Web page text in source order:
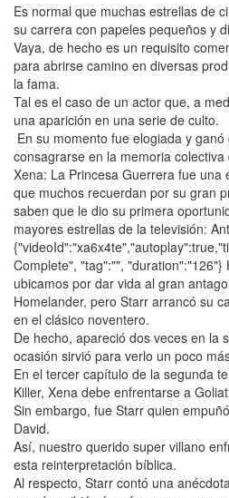
Es normal que muchas estrellas de
su carrera con papeles pequeños y
Vaya, de hecho es un requisito
para abrirse camino en diversas
la fama.
Tal es el caso de un actor que, a
una aparición en una serie de culto.
En su momento fue elogiada y
consagrarse en la memoria colectiva
Xena: La Princesa Guerrera fue una
que muchos recuerdan por su gran
saben que le dio su primera
mayores estrellas de la televisión:
Complete", "tag":"", "duration":"126"}
ubicamos por dar vida al gran
Homelander, pero Starr arrancó su
en el clásico noventero.
De hecho, apareció dos veces en la
ocasión sirvió para verlo un poco
En el tercer capítulo de la segunda
Killer, Xena debe enfrentarse a
Sin embargo, fue Starr quien
David.
Así, nuestro querido super villano
esta reinterpretación bíblica.
Al respecto, Starr contó una